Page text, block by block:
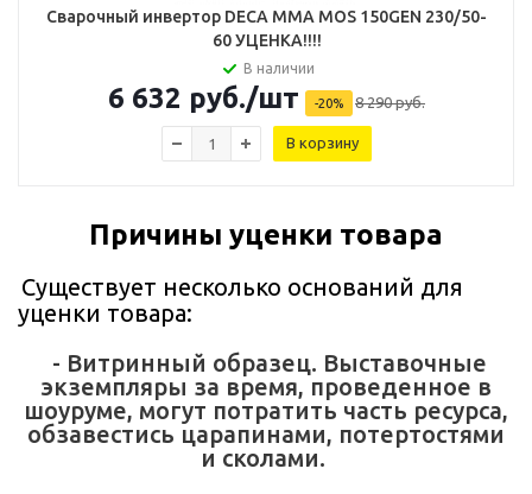
Сварочный инвертор DECA MMA MOS 150GEN 230/50-
60 УЦЕНКА!!!!
В наличии
6 632 руб./шт -20% 8 290руб.
В корзину
Причины уценки товара
Существует несколько оснований для
уценки товара:
- Витринный образец. Выставочные
экземпляры за время, проведенное в
шоуруме, могут потратить часть ресурса,
обзавестись царапинами, потертостями
и сколами.